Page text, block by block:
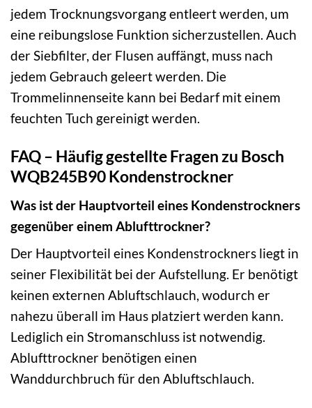
jedem Trocknungsvorgang entleert werden, um
eine reibungslose Funktion sicherzustellen. Auch
der Siebfilter, der Flusen auffängt, muss nach
jedem Gebrauch geleert werden. Die
Trommelinnenseite kann bei Bedarf mit einem
feuchten Tuch gereinigt werden.
FAQ – Häufig gestellte Fragen zu Bosch
WQB245B90 Kondenstrockner
Was ist der Hauptvorteil eines Kondenstrockners
gegenüber einem Ablufttrockner?
Der Hauptvorteil eines Kondenstrockners liegt in
seiner Flexibilität bei der Aufstellung. Er benötigt
keinen externen Abluftschlauch, wodurch er
nahezu überall im Haus platziert werden kann.
Lediglich ein Stromanschluss ist notwendig.
Ablufttrockner benötigen einen
Wanddurchbruch für den Abluftschlauch.